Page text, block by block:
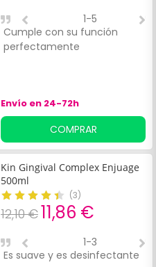
Cumple con su función
perfectamente
1-5
Envío en 24-72h
COMPRAR
Kin Gingival Complex Enjuage
500ml
(3)
12,10 €11,86 €
Es suave y es desinfectante
1-3